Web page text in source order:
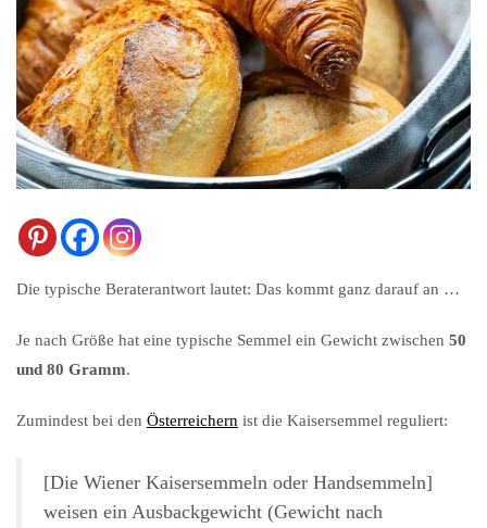
Die typische Beraterantwort lautet: Das kommt ganz darauf an …
Je nach Größe hat eine typische Semmel ein Gewicht zwischen 50
und 80 Gramm.
Zumindest bei den Österreichern ist die Kaisersemmel reguliert:
[Die Wiener Kaisersemmeln oder Handsemmeln]
weisen ein Ausbackgewicht (Gewicht nach